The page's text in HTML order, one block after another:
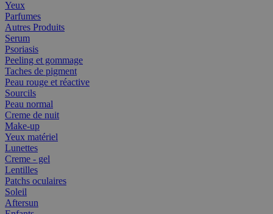
Yeux
Parfumes
Autres Produits
Serum
Psoriasis
Peeling et gommage
Taches de pigment
Peau rouge et réactive
Sourcils
Peau normal
Creme de nuit
Make-up
Yeux matériel
Lunettes
Creme - gel
Lentilles
Patchs oculaires
Soleil
Aftersun